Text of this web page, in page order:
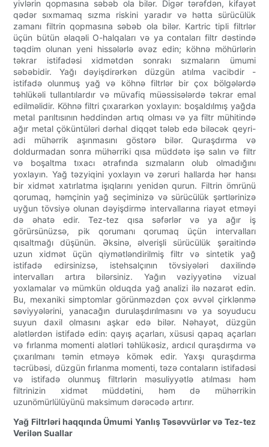
yivlərin qopmasına səbəb ola bilər. Digər tərəfdən, kifayət
qədər sıxmamaq sızma riskini yaradır və hətta sürücülük
zamanı filtrin qopmasına səbəb ola bilər. Kartric tipli filtrlər
üçün bütün əlaqəli O-halqaları və ya contaları filtr dəstində
təqdim olunan yeni hissələrlə əvəz edin; köhnə möhürlərin
təkrar istifadəsi xidmətdən sonrakı sızmaların ümumi
səbəbidir. Yağı dəyişdirərkən düzgün atılma vacibdir -
istifadə olunmuş yağ və köhnə filtrlər bir çox bölgələrdə
təhlükəli tullantılardır və müvafiq müəssisələrdə təkrar emal
edilməlidir. Köhnə filtri çıxararkən yoxlayın: boşaldılmış yağda
metal parıltısının həddindən artıq olması və ya filtr mühitində
ağır metal çöküntüləri dərhal diqqət tələb edə biləcək qeyri-
adi mühərrik aşınmasını göstərə bilər. Quraşdırma və
doldurmadan sonra mühərriki qısa müddətə işə salın və filtr
və boşaltma tıxacı ətrafında sızmaların olub olmadığını
yoxlayın. Yağ təzyiqini yoxlayın və zəruri hallarda hər hansı
bir xidmət xatırlatma işıqlarını yenidən qurun. Filtrin ömrünü
qorumaq, həmçinin yağ seçiminizə və sürücülük şərtlərinizə
uyğun tövsiyə olunan dəyişdirmə intervallarına riayət etməyi
də əhatə edir. Tez-tez qısa səfərlər və ya ağır iş
görürsünüzsə, pik qorumanı qorumaq üçün intervalları
qısaltmağı düşünün. Əksinə, əlverişli sürücülük şəraitində
uzun xidmət üçün qiymətləndirilmiş filtr və sintetik yağ
istifadə edirsinizsə, istehsalçının tövsiyələri daxilində
intervalları artıra bilərsiniz. Yağın vəziyyətinə vizual
yoxlamalar və mümkün olduqda yağ analizi ilə nəzarət edin.
Bu, mexaniki simptomlar görünməzdən çox əvvəl çirklənmə
səviyyələrini, yanacağın durulaşdırılmasını və ya soyuducu
suyun daxil olmasını aşkar edə bilər. Nəhayət, düzgün
alətlərdən istifadə edin: qayış açarları, xüsusi qapaq açarları
və fırlanma momenti alətləri təhlükəsiz, ardıcıl quraşdırma və
çıxarılmanı təmin etməyə kömək edir. Yaxşı quraşdırma
təcrübəsi, düzgün fırlanma momenti, təzə contaların istifadəsi
və istifadə olunmuş filtrlərin məsuliyyətlə atılması həm
filtrinizin xidmət müddətini, həm də mühərrikin
uzunömürlülüyünü maksimum dərəcədə artırır.
Yağ Filtrləri haqqında Ümumi Yanlış Təsəvvürlər və Tez-tez
Verilən Suallar